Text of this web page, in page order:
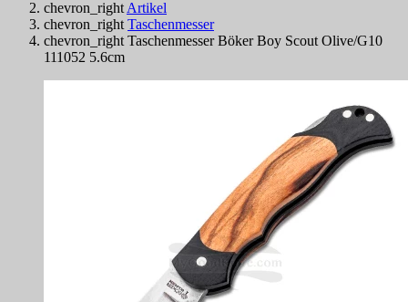
chevron_right Artikel
chevron_right Taschenmesser
chevron_right Taschenmesser Böker Boy Scout Olive/G10
111052 5.6cm